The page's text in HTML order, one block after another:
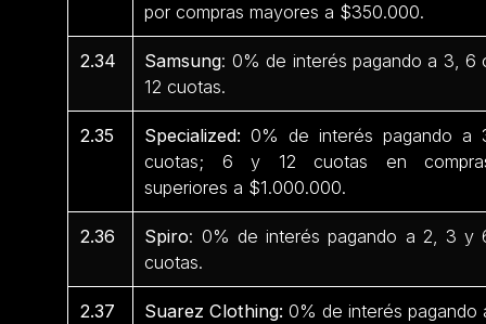
por compras mayores a $350.000.
2.34 Samsung: 0% de interés pagando a 3, 6
12 cuotas.
2.35 Specialized: 0% de interés pagando a
cuotas; 6 y 12 cuotas en
superiores a $1.000.000.
2.36 Spiro: 0% de interés pagando a 2, 3 y
cuotas.
2.37 Suarez Clothing: 0% de interés pagando